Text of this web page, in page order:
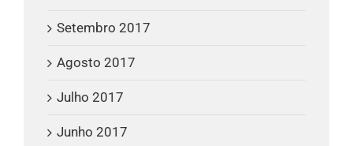
Setembro 2017
Agosto 2017
Julho 2017
Junho 2017